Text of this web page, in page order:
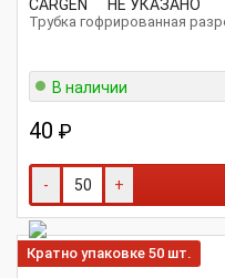
CARGEN НЕ УКАЗАНО
Трубка гофрированная
В наличии
40 ₽
- +
Кратно упаковке 50 шт.